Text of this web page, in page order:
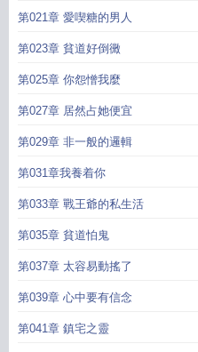
第021章 愛喫糖的男人
第023章 貧道好倒黴
第025章 你怨憎我麼
第027章 居然占她便宜
第029章 非一般的邏輯
第031章我養着你
第033章 戰王爺的私生活
第035章 貧道怕鬼
第037章 太容易動搖了
第039章 心中要有信念
第041章 鎮宅之靈